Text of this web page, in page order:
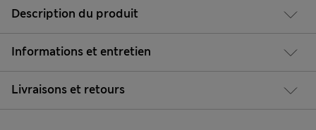
Description du produit
Informations et entretien
Livraisons et retours